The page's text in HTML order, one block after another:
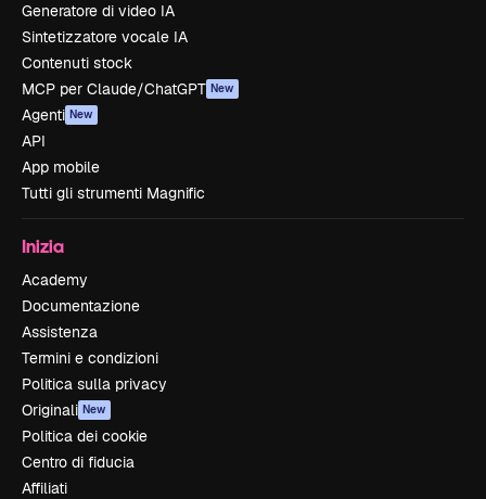
Generatore di video IA
Sintetizzatore vocale IA
Contenuti stock
MCP per Claude/ChatGPT New
Agenti New
API
App mobile
Tutti gli strumenti Magnific
Inizia
Academy
Documentazione
Assistenza
Termini e condizioni
Politica sulla privacy
Originali New
Politica dei cookie
Centro di fiducia
Affiliati